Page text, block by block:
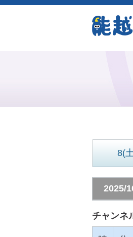
8(
2025/
チャンネ